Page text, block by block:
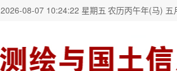
2026-08-07 10:24:22 星期五 农历丙午年(马) 五